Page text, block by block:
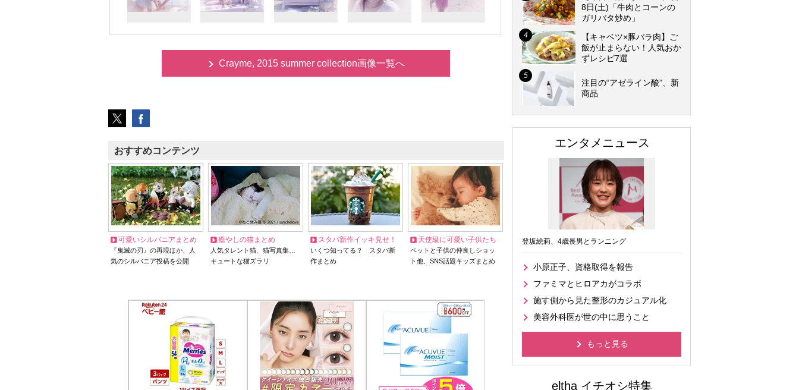
Crayme, 2015 summer collection画像一覧へ
おすすめコンテンツ
可愛いシルバニアまとめ
『鬼滅の刃』の再現ほか、人
気のシルバニア投稿を公開
癒やしの猫まとめ
人気タレント猫、猫写真集…
キュートな猫ズラリ
スタバ新作イッキ見せ！
いくつ知ってる？ スタバ新
作まとめ
天使級に可愛い子供たち
ペットと子供の仲良しショッ
ト他、SNS話題キッズまとめ
8日(土)「牛肉とコーンの
ガリバタ炒め」
【キャベツ×豚バラ肉】ご
飯が止まらない！人気おか
ずレシピ7選
注目の“アゼライン酸”、新
商品
エンタメニュース
登坂絵莉、4歳長男とランニング
小原正子、資格取得を報告
ファミマとヒロアカがコラボ
施す側から見た整形のカジュアル化
美容外科医が世の中に思うこと
もっと見る